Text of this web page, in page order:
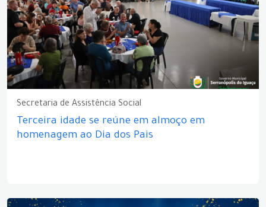
Secretaria de Assistência Social
Terceira idade se reúne em almoço em
homenagem ao Dia dos Pais